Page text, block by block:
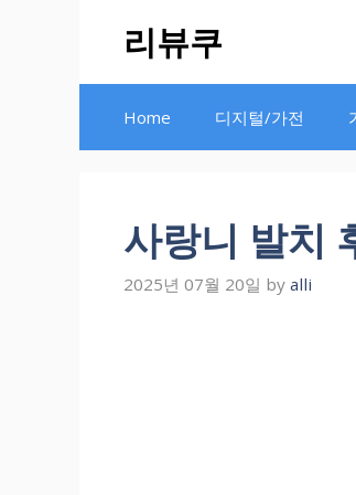
리뷰쿠
Home 디지털/가전
사랑니 발치
2025년 07월 20일 by alli